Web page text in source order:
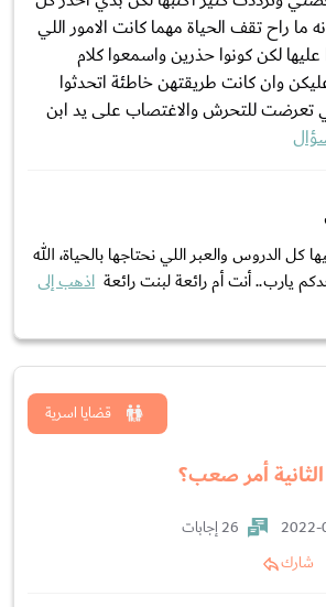
ما راح تقف الحياة مهما كانت الامور اللي
عليها لكن كونوا حذرين واسمعوا كلام
وان كانت طريقتهن خاطئة اتحدثوا
تعرضت للتحرش والاغتصاب على يد ابن
كل الدروس والعبر اللي نحتاجها بالحياة، الله
يارب.. أنت أم رائعة لبنت رائعة اذهب إلى
أمر صعب؟
قضايا اسرية
26 إجابات
شارك